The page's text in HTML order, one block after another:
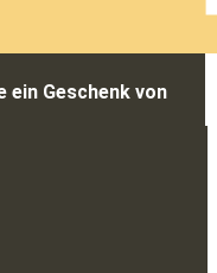
ein Geschenk von